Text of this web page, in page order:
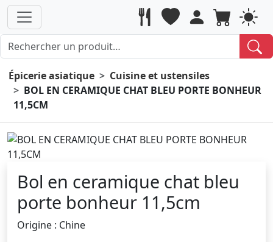
Épicerie asiatique
Cuisine et ustensiles
BOL EN CERAMIQUE CHAT BLEU PORTE BONHEUR
11,5CM
Bol en ceramique chat bleu
porte bonheur 11,5cm
Origine : Chine